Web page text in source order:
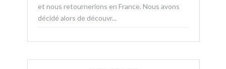
et nous retournerions en France. Nous avons
décidé alors de découvr...